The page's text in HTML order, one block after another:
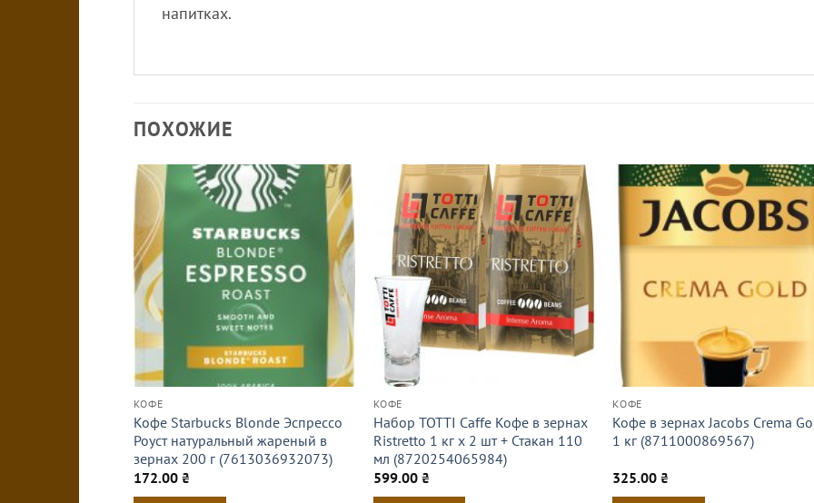
напитках.
ПОХОЖИЕ
КОФЕ
Кофе Starbucks Blonde Эспрессо
Роуст натуральный жареный в
зернах 200 г (7613036932073)
172.00 ₴
КОФЕ
Набор TOTTI Caffe Кофе в зернах
Ristrettо 1 кг х 2 шт + Стакан 110
мл (8720254065984)
599.00 ₴
КОФЕ
Кофе в зернах Jacobs Crema
1 кг (8711000869567)
325.00₴